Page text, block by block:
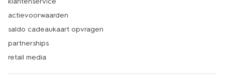
actievoorwaarden
saldo cadeaukaart opvragen
partnerships
retail media